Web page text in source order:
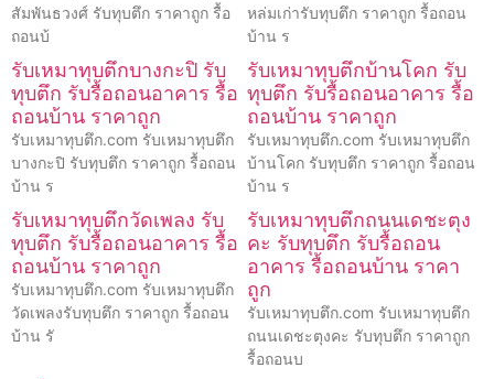
สัมพันธวงศ์ รับทุบตึก ราคาถูก รื้อ
ถอนบ้
หล่มเก่ารับทุบตึก ราคาถูก รื้อถอน
บ้าน ร
รับเหมาทุบตึกบางกะปิ รับ
ทุบตึก รับรื้อถอนอาคาร รื้อ
ถอนบ้าน ราคาถูก
รับเหมาทุบตึก.com รับเหมาทุบตึก
บางกะปิ รับทุบตึก ราคาถูก รื้อถอน
บ้าน ร
รับเหมาทุบตึกบ้านโคก รับ
ทุบตึก รับรื้อถอนอาคาร รื้อ
ถอนบ้าน ราคาถูก
รับเหมาทุบตึก.com รับเหมาทุบตึก
บ้านโคก รับทุบตึก ราคาถูก รื้อถอน
บ้าน ร
รับเหมาทุบตึกวัดเพลง รับ
ทุบตึก รับรื้อถอนอาคาร รื้อ
ถอนบ้าน ราคาถูก
รับเหมาทุบตึก.com รับเหมาทุบตึก
วัดเพลงรับทุบตึก ราคาถูก รื้อถอน
บ้าน รั
รับเหมาทุบตึกถนนเดชะตุง
คะ รับทุบตึก รับรื้อถอน
อาคาร รื้อถอนบ้าน ราคา
ถูก
รับเหมาทุบตึก.com รับเหมาทุบตึก
ถนนเดชะตุงคะ รับทุบตึก ราคาถูก
รื้อถอนบ